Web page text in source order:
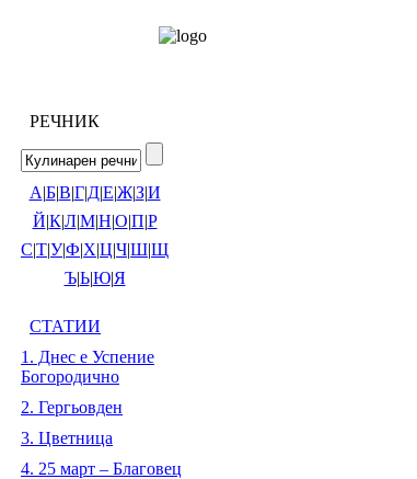
РЕЧНИК
А|Б|В|Г|Д|Е|Ж|З|И
Й|К|Л|М|Н|О|П|Р
С|Т|У|Ф|Х|Ц|Ч|Ш|Щ
Ъ|Ь|Ю|Я
СТАТИИ
1. Днес е Успение
Богородично
2. Гергьовден
3. Цветница
4. 25 март – Благовец